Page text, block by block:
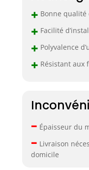
+ Bonne
+ Facilité
+ Polyvalence
+ Résistant aux
– Épaisseur du
– Livraison
domicile